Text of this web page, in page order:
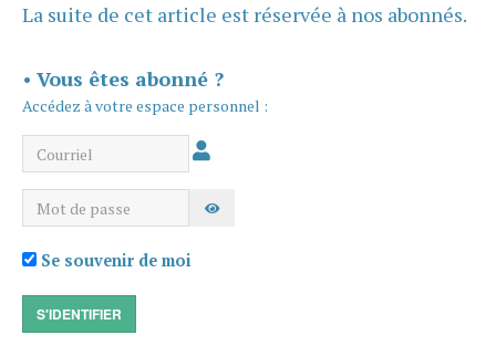
La suite de cet article est réservée à nos abonnés.
• Vous êtes abonné ?
Accédez à votre espace personnel :
Courriel
Mot de passe AFFICHER LE MOT DE PASSE
Se souvenir de moi
S'IDENTIFIER